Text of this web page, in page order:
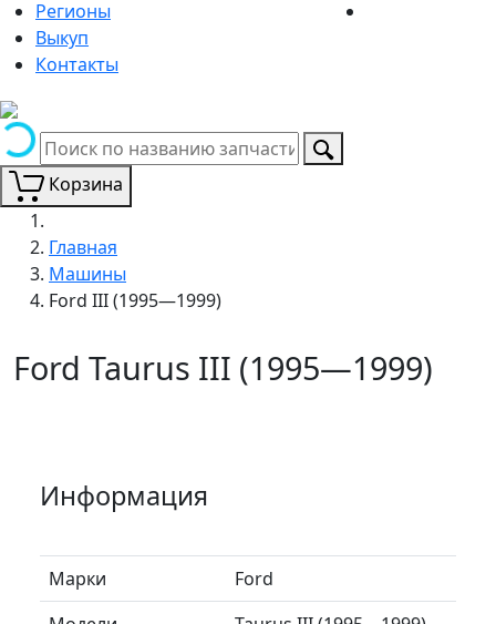
Регионы
Выкуп
Контакты
Корзина
Главная
Машины
Ford III (1995—1999)
Ford Taurus III (1995—1999)
Информация
Марки
Ford